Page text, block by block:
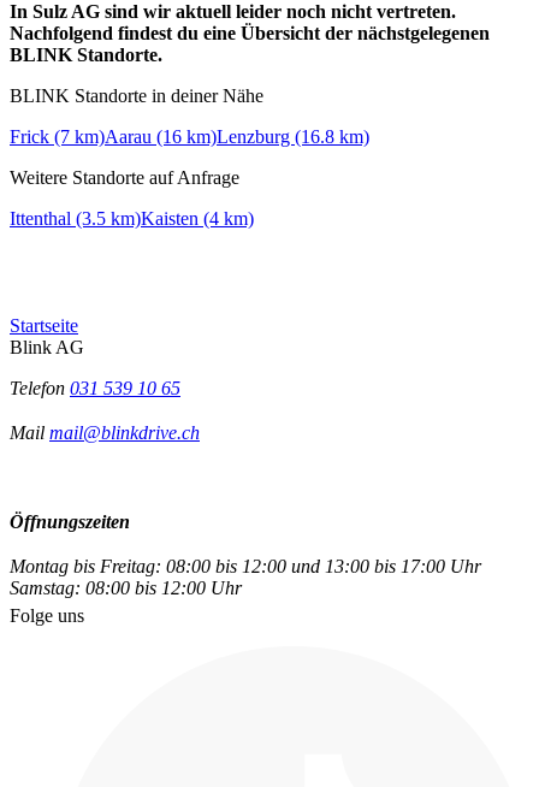
In Sulz AG sind wir aktuell leider noch nicht vertreten.
Nachfolgend findest du eine Übersicht der nächstgelegenen
BLINK Standorte.
BLINK Standorte in deiner Nähe
Frick (7 km)Aarau (16 km)Lenzburg (16.8 km)
Weitere Standorte auf Anfrage
Ittenthal (3.5 km)Kaisten (4 km)
Startseite
Blink AG
Telefon 031 539 10 65
Mail mail@blinkdrive.ch
Öffnungszeiten
Montag bis Freitag: 08:00 bis 12:00 und 13:00 bis 17:00 Uhr
Samstag: 08:00 bis 12:00 Uhr
Folge uns